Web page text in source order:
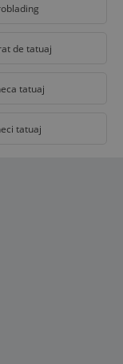
de tatuaj
tatuaj
tatuaj